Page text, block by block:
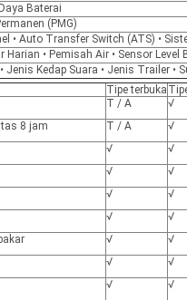
Baterai
(PMG)
• Auto Transfer Switch (ATS) •
Harian • Pemisah Air • Sensor Level
Jenis Kedap Suara • Jenis Trailer •
Tipe terbuka
T / A
√
8 jam
T / A
√
√
√
√
√
√
√
√
√
√
√
√
√
√
√